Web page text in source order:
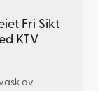
Fri Sikt
KTV
av